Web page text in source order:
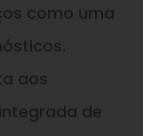
como uma
aos
de